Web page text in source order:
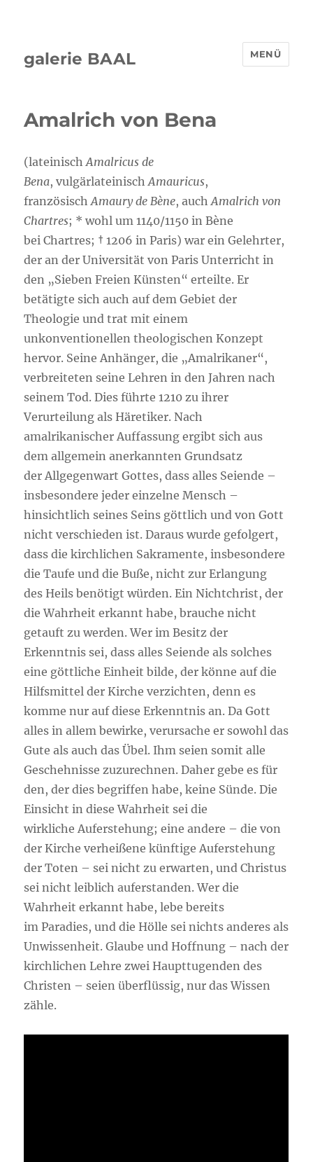
galerie BAAL MENÜ
Amalrich von Bena
(lateinischAmalricus de
Bena, vulgärlateinischAmauricus,
französischAmaury de Bène, auchAmalrich von
Chartres; * wohl um 1140/1150 in Bène
bei Chartres; † 1206 in Paris) war ein Gelehrter,
der an der Universität von Paris Unterricht in
den „Sieben Freien Künsten“ erteilte. Er
betätigte sich auch auf dem Gebiet der
Theologie und trat mit einem
unkonventionellen theologischen Konzept
hervor. Seine Anhänger, die „Amalrikaner“,
verbreiteten seine Lehren in den Jahren nach
seinem Tod. Dies führte 1210 zu ihrer
Verurteilung als Häretiker. Nach
amalrikanischer Auffassung ergibt sich aus
dem allgemein anerkannten Grundsatz
der Allgegenwart Gottes, dass alles Seiende –
insbesondere jeder einzelne Mensch –
hinsichtlich seines Seins göttlich und von Gott
nicht verschieden ist. Daraus wurde gefolgert,
dass die kirchlichen Sakramente, insbesondere
die Taufe und die Buße, nicht zur Erlangung
des Heils benötigt würden. Ein Nichtchrist, der
die Wahrheit erkannt habe, brauche nicht
getauft zu werden. Wer im Besitz der
Erkenntnis sei, dass alles Seiende als solches
eine göttliche Einheit bilde, der könne auf die
Hilfsmittel der Kirche verzichten, denn es
komme nur auf diese Erkenntnis an. Da Gott
alles in allem bewirke, verursache er sowohl das
Gute als auch das Übel. Ihm seien somit alle
Geschehnisse zuzurechnen. Daher gebe es für
den, der dies begriffen habe, keine Sünde. Die
Einsicht in diese Wahrheit sei die
wirkliche Auferstehung; eine andere – die von
der Kirche verheißene künftige Auferstehung
der Toten – sei nicht zu erwarten, und Christus
sei nicht leiblich auferstanden. Wer die
Wahrheit erkannt habe, lebe bereits
im Paradies, und die Hölle sei nichts anderes als
Unwissenheit. Glaube und Hoffnung – nach der
kirchlichen Lehre zwei Haupttugenden des
Christen – seien überflüssig, nur das Wissen
zähle.